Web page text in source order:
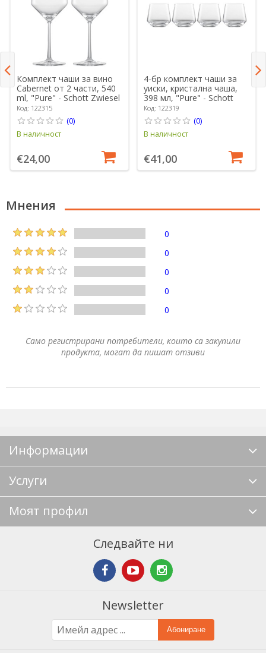
Комплект чаши за вино
Cabernet от 2 части, 540
ml, "Pure" - Schott Zwiesel
Код: 122315
(0)
В наличност
€24,00
4-бр комплект чаши за
уиски, кристална чаша,
398 мл, "Pure" - Schott
Zwiesel
Код: 122319
(0)
В наличност
€41,00
Мнения
0
0
0
0
0
Само регистрирани потребители, които са закупили
продукта, могат да пишат отзиви
Информации
Услуги
Моят профил
Следвайте ни
Newsletter
Абониране